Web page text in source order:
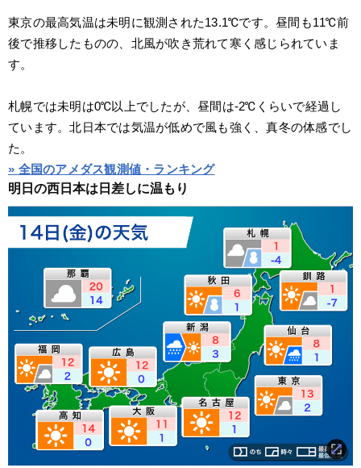
東京の最高気温は未明に観測された13.1℃です。昼間も11℃前
後で推移したものの、北風が吹き荒れて寒く感じられていま
す。
札幌では未明は0℃以上でしたが、昼間は-2℃くらいで経過し
ています。北日本では気温が低めで風も強く、真冬の体感でし
た。
» 全国のアメダス観測値・ランキング
明日の西日本は日差しに温もり